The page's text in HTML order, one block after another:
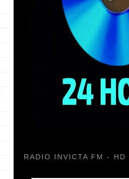
RADIO INVICTA FM - HD